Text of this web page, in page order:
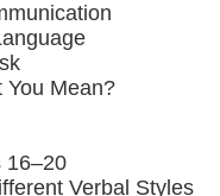
You Mean?
16–20
Verbal Styles